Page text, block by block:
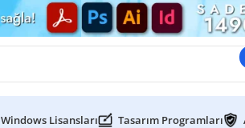
Windows Lisansları Tasarım Programları